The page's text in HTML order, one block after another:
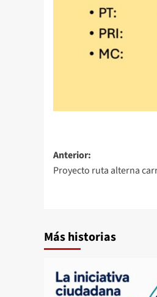
Navegación
de
Anterior:
Proyecto ruta alterna
Más historias